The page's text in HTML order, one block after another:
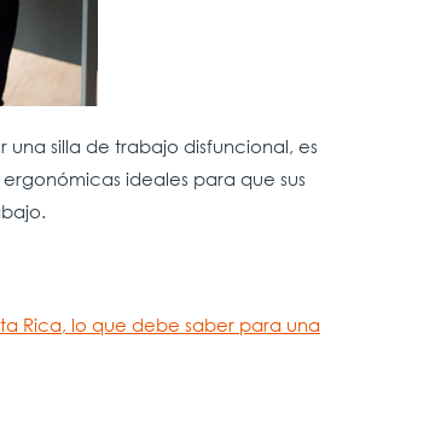
silla de trabajo disfuncional, es
ideales para que sus
Rica, lo que debe saber para una